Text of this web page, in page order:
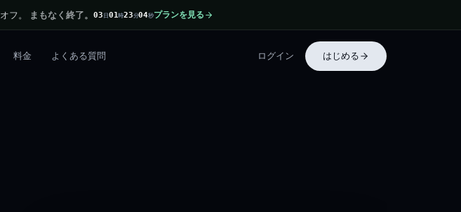
オフ。 まもなく終了。03 日01時23分04秒プランを見る
料金 よくある質問 ログイン はじめる